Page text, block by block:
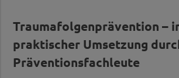
Traumafolgenprävention –
praktischer Umsetzung
Präventionsfachleute